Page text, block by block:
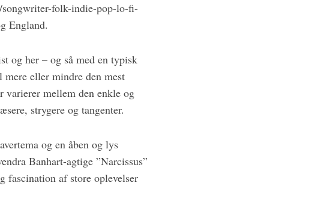
songwriter-folk-indie-pop-lo-fi-
England.
og her – og så med en typisk
eller mindre den mest
varierer mellem den enkle og
strygere og tangenter.
og en åben og lys
Banhart-agtige ”Narcissus”
fascination af store oplevelser